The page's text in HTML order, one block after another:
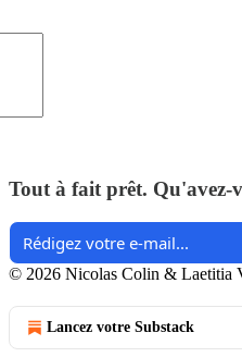
Tout à fait prêt. Qu'avez-
© 2026 Nicolas Colin & Laetitia
Lancez votre Substack